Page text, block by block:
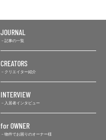
JOURNAL
記事の一覧
CREATORS
クリエイター紹介
INTERVIEW
入居者インタビュー
for OWNER
物件でお困りのオーナー様